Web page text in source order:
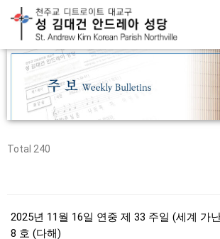
Total 240
2025년 11월 16일 연중 제 33 주일 (세계 가
8 호 (다해)